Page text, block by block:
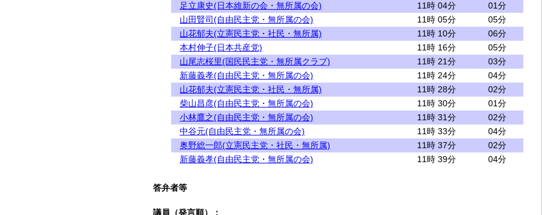
足立康史(日本維新の会・無所属の会)
11時 04分
01分
山田賢司(自由民主党・無所属の会)
11時 05分
05分
山花郁夫(立憲民主党・社民・無所属)
11時 10分
06分
本村伸子(日本共産党)
11時 16分
05分
山尾志桜里(国民民主党・無所属クラブ)
11時 21分
03分
新藤義孝(自由民主党・無所属の会)
11時 24分
04分
山花郁夫(立憲民主党・社民・無所属)
11時 28分
02分
柴山昌彦(自由民主党・無所属の会)
11時 30分
01分
小林鷹之(自由民主党・無所属の会)
11時 31分
02分
中谷元(自由民主党・無所属の会)
11時 33分
04分
奥野総一郎(立憲民主党・社民・無所属)
11時 37分
02分
新藤義孝(自由民主党・無所属の会)
11時 39分 04分
答弁者等
議員（発言順）：